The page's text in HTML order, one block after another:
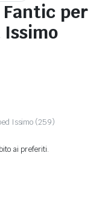
Fantic per
Issimo (259)
ai preferiti.